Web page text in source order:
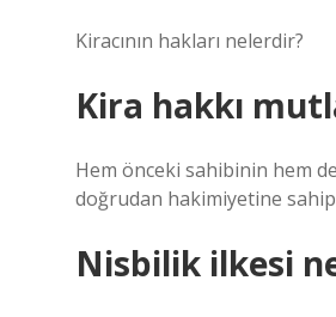
Kiracının hakları nelerdir?
Kira hakkı
Hem önceki sahibinin hem
doğrudan hakimiyetine
Nisbilik ilkesi